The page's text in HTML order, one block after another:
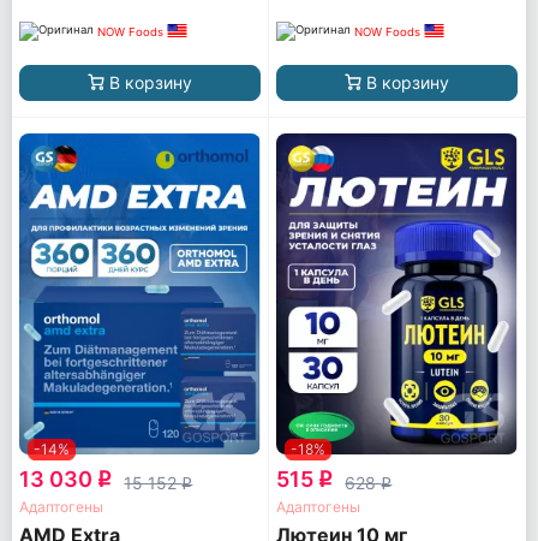
NOW Foods
В корзину
NOW Foods
В корзину
-14%
13 030 q 15 152q
Адаптогены
AМD Extra
-18%
515 q 628q
Адаптогены
Лютеин 10 мг